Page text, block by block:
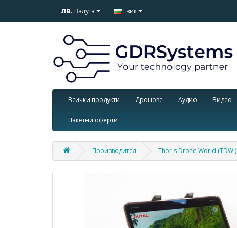
лв. Валута Език
Всички продукти Дронове Аудио Видео
Пакетни оферти
Производител Thor's Drone World (TDW )